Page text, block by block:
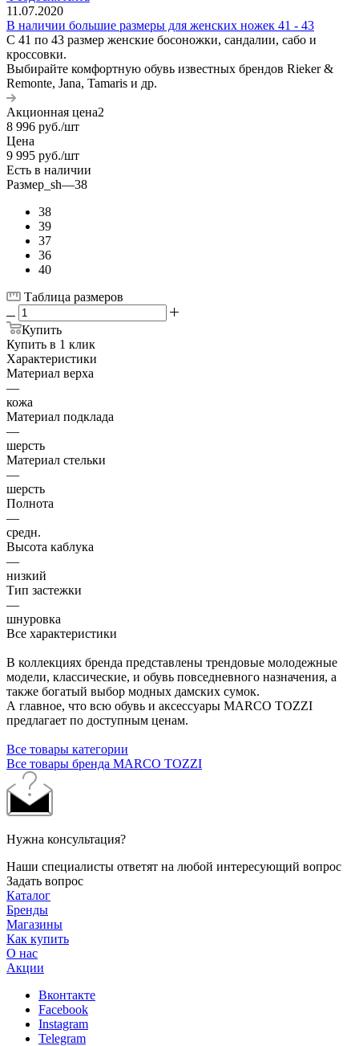
11.07.2020
В наличии большие размеры для женских ножек 41 - 43
С 41 по 43 размер женские босоножки, сандалии, сабо и
кроссовки.
Выбирайте комфортную обувь известных брендов Rieker &
Remonte, Jana, Tamaris и др.
Акционная цена2
8 996 руб./шт
Цена
9 995 руб./шт
Есть в наличии
Размер_sh—38
38
39
37
36
40
Таблица размеров
Купить
Купить в 1 клик
Характеристики
Материал верха
—
кожа
Материал подклада
—
шерсть
Материал стельки
—
шерсть
Полнота
—
средн.
Высота каблука
—
низкий
Тип застежки
—
шнуровка
Все характеристики
В коллекциях бренда представлены трендовые молодежные
модели, классические, и обувь повседневного назначения, а
также богатый выбор модных дамских сумок.
А главное, что всю обувь и аксессуары MARCO TOZZI
предлагает по доступным ценам.
Все товары категории
Все товары бренда MARCO TOZZI
Нужна консультация?
Наши специалисты ответят на любой интересующий вопрос
Задать вопрос
Каталог
Бренды
Магазины
Как купить
О нас
Акции
Вконтакте
Facebook
Instagram
Telegram